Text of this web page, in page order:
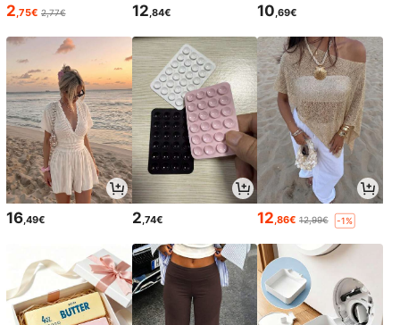
2,75€ 2,77€ 12,84€ 10,69€
16,49€ 2,74€ 12,86€ 12,99€ -1%